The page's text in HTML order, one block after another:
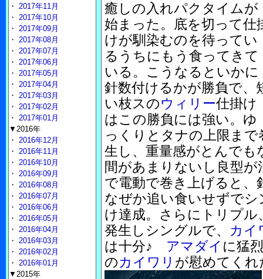
癒しの入れパクタイムが
始まった。底を切って仕
けが馴染むのを待ってい
るうちにもう食ってきて
いる。こうなるといかに
針数付けるかが勝負で、
い枝スのウィリー仕掛け
はこの勝負には強い。ゆ
っくりとタナの上限ま
生し、重量感がとんで
間があまりないし良型
で電動で巻き上げると
なぜか追い食いせずで
け達成。さらにトリプ
発生しシングルで、
カイ
は十分♪ アマダイ に猛
のカイワリ が慰めてくれ
・ 2017年11月
・ 2017年10月
・ 2017年09月
・ 2017年08月
・ 2017年07月
・ 2017年06月
・ 2017年05月
・ 2017年04月
・ 2017年03月
・ 2017年02月
・ 2017年01月
▼2016年
・ 2016年12月
・ 2016年11月
・ 2016年10月
・ 2016年09月
・ 2016年08月
・ 2016年07月
・ 2016年06月
・ 2016年05月
・ 2016年04月
・ 2016年03月
・ 2016年02月
・ 2016年01月
▼2015年